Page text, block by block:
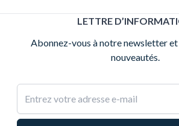
LETTRE
Abonnez-vous à notre newsletter
nouveautés.
Adresse e-mail